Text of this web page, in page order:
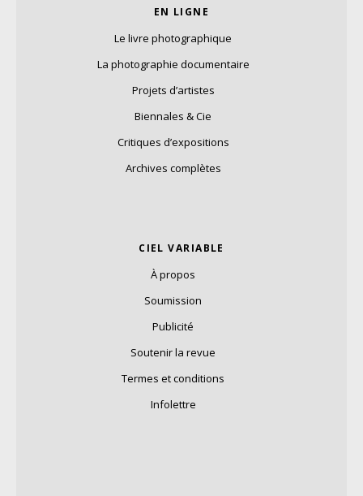
EN LIGNE
Le livre photographique
La photographie documentaire
Projets d’artistes
Biennales & Cie
Critiques d’expositions
Archives complètes
CIEL VARIABLE
À propos
Soumission
Publicité
Soutenir la revue
Termes et conditions
Infolettre